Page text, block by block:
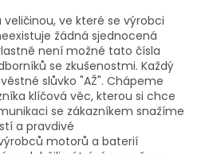
veličinou, ve které se výrobci
žádná sjednocená
není možné tato čísla
se zkušenostmi. Každý
slůvko "AŽ". Chápeme
klíčová věc, kterou si chce
se zákazníkem snažíme
a pravdivé
motorů a baterií